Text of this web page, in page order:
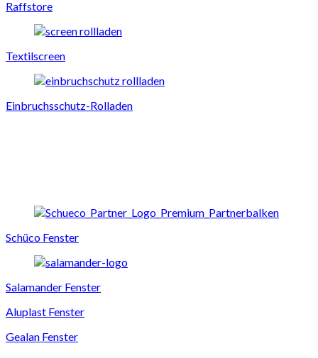
Raffstore
Textilscreen
Einbruchsschutz-Rolladen
Schüco Fenster
Salamander Fenster
Aluplast Fenster
Gealan Fenster